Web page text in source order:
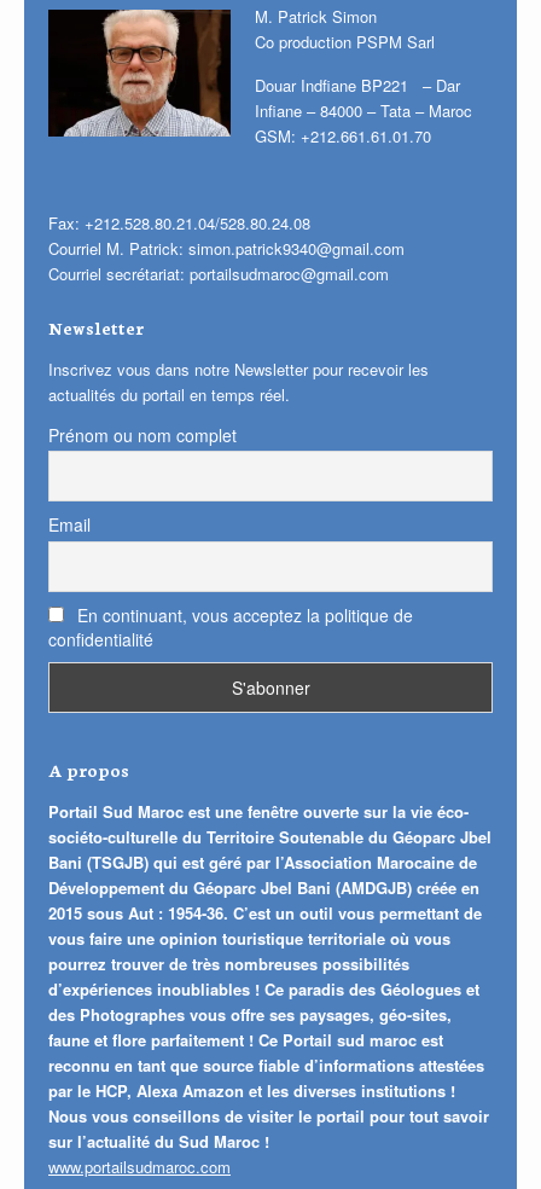
M. Patrick Simon
Co production PSPM Sarl
Douar Indfiane BP221 – Dar
Infiane – 84000 – Tata – Maroc
GSM: +212.661.61.01.70
Fax: +212.528.80.21.04/528.80.24.08
Courriel M. Patrick: simon.patrick9340@gmail.com
Courriel secrétariat: portailsudmaroc@gmail.com
Newsletter
Inscrivez vous dans notre Newsletter pour recevoir les
actualités du portail en temps réel.
Prénom ou nom complet
Email
En continuant, vous acceptez la politique de
confidentialité
A propos
Portail Sud Maroc est une fenêtre ouverte sur la vie éco-
sociéto-culturelle du Territoire Soutenable du Géoparc Jbel
Bani (TSGJB) qui est géré par l’Association Marocaine de
Développement du Géoparc Jbel Bani (AMDGJB) créée en
2015 sous Aut : 1954-36. C’est un outil vous permettant de
vous faire une opinion touristique territoriale où vous
pourrez trouver de très nombreuses possibilités
d’expériences inoubliables ! Ce paradis des Géologues et
des Photographes vous offre ses paysages, géo-sites,
faune et flore parfaitement ! Ce Portail sud maroc est
reconnu en tant que source fiable d’informations attestées
par le HCP, Alexa Amazon et les diverses institutions !
Nous vous conseillons de visiter le portail pour tout savoir
sur l’actualité du Sud Maroc !
www.portailsudmaroc.com